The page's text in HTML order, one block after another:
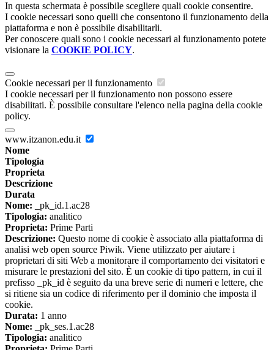
In questa schermata è possibile scegliere quali cookie consentire.
I cookie necessari sono quelli che consentono il funzionamento della
piattaforma e non è possibile disabilitarli.
Per conoscere quali sono i cookie necessari al funzionamento potete
visionare la COOKIE POLICY.
Cookie necessari per il funzionamento
I cookie necessari per il funzionamento non possono essere
disabilitati. È possibile consultare l'elenco nella pagina della cookie
policy.
www.itzanon.edu.it
Nome
Tipologia
Proprieta
Descrizione
Durata
Nome: _pk_id.1.ac28
Tipologia: analitico
Proprieta: Prime Parti
Descrizione: Questo nome di cookie è associato alla piattaforma di
analisi web open source Piwik. Viene utilizzato per aiutare i
proprietari di siti Web a monitorare il comportamento dei visitatori e
misurare le prestazioni del sito. È un cookie di tipo pattern, in cui il
prefisso _pk_id è seguito da una breve serie di numeri e lettere, che
si ritiene sia un codice di riferimento per il dominio che imposta il
cookie.
Durata: 1 anno
Nome: _pk_ses.1.ac28
Tipologia: analitico